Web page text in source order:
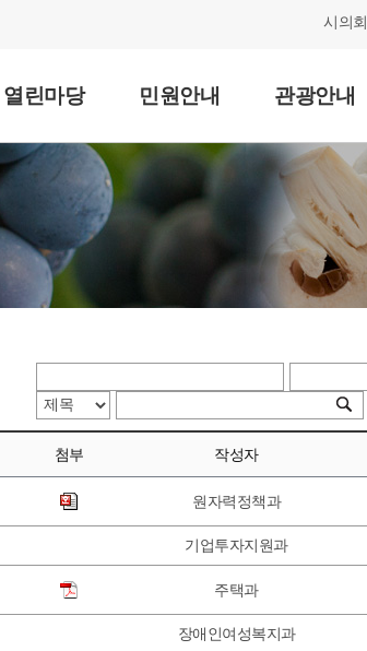
시의회
열린마당 민원안내 관광안내
첨부 작성자
원자력정책과
기업투자지원과
주택과
장애인여성복지과